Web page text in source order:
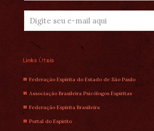
Links Úteis
Federação Espírita do Estado de São Paulo
Associação Brasileira Psicólogos Espíritas
Federação Espírita Brasileira
Portal do Espírito